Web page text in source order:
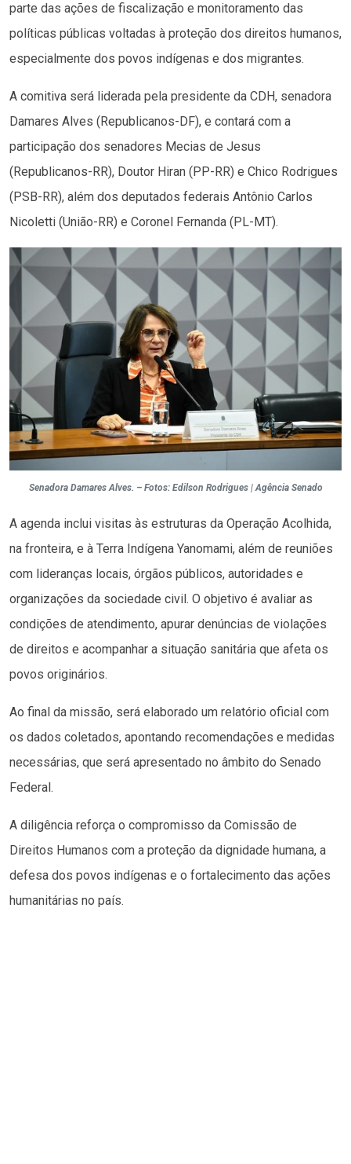
parte das ações de fiscalização e monitoramento das
políticas públicas voltadas à proteção dos direitos humanos,
especialmente dos povos indígenas e dos migrantes.
A comitiva será liderada pela presidente da CDH, senadora
Damares Alves (Republicanos-DF), e contará com a
participação dos senadores Mecias de Jesus
(Republicanos-RR), Doutor Hiran (PP-RR) e Chico Rodrigues
(PSB-RR), além dos deputados federais Antônio Carlos
Nicoletti (União-RR) e Coronel Fernanda (PL-MT).
Senadora Damares Alves. – Fotos: Edilson Rodrigues | Agência Senado
A agenda inclui visitas às estruturas da Operação Acolhida,
na fronteira, e à Terra Indígena Yanomami, além de reuniões
com lideranças locais, órgãos públicos, autoridades e
organizações da sociedade civil. O objetivo é avaliar as
condições de atendimento, apurar denúncias de violações
de direitos e acompanhar a situação sanitária que afeta os
povos originários.
Ao final da missão, será elaborado um relatório oficial com
os dados coletados, apontando recomendações e medidas
necessárias, que será apresentado no âmbito do Senado
Federal.
A diligência reforça o compromisso da Comissão de
Direitos Humanos com a proteção da dignidade humana, a
defesa dos povos indígenas e o fortalecimento das ações
humanitárias no país.